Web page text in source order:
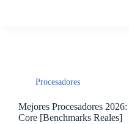
Procesadores
Mejores Procesadores
Core [Benchmarks Reales]